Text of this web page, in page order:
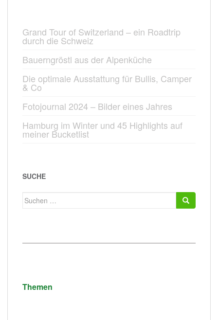
Grand Tour of Switzerland – ein Roadtrip
durch die Schweiz
Bauerngröstl aus der Alpenküche
Die optimale Ausstattung für Bullis, Camper
& Co
Fotojournal 2024 – Bilder eines Jahres
Hamburg im Winter und 45 Highlights auf
meiner Bucketlist
SUCHE
Suchen
Themen